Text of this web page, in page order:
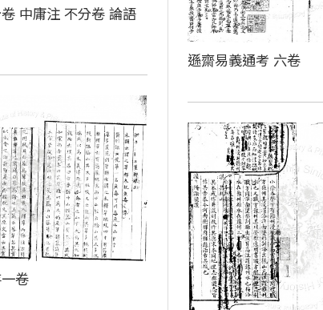
中庸注 不分卷 論語
遜齋易義通考 六卷
卷